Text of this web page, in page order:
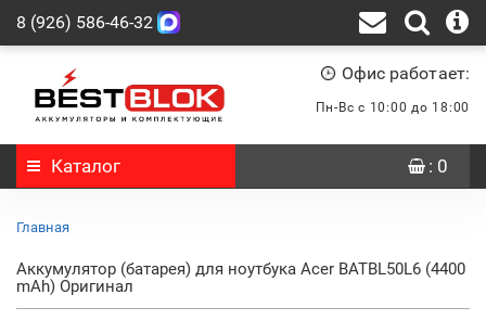
8 (926) 586-46-32
Офис работает:
Пн-Вс с 10:00 до 18:00
Каталог : 0
Главная
Аккумулятор (батарея) для ноутбука Acer BATBL50L6 (4400
mAh) Оригинал